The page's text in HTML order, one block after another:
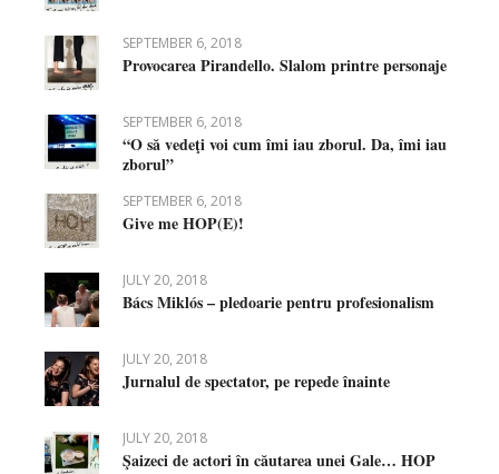
SEPTEMBER 6, 2018
Provocarea Pirandello. Slalom printre personaje
SEPTEMBER 6, 2018
“O să vedeţi voi cum îmi iau zborul. Da, îmi iau
zborul”
SEPTEMBER 6, 2018
Give me HOP(E)!
JULY 20, 2018
Bács Miklós – pledoarie pentru profesionalism
JULY 20, 2018
Jurnalul de spectator, pe repede înainte
JULY 20, 2018
Şaizeci de actori în căutarea unei Gale… HOP